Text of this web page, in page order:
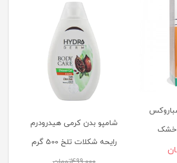
خشک
شامپو بدن کرمی هیدرودرم
رایحه شکلات تلخ 500 گرم